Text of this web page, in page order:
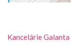
KancelárieGalanta